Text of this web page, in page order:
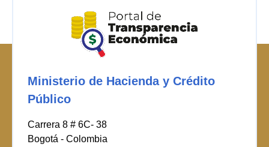
Ministerio de Hacienda y Crédito
Público
Carrera 8 # 6C- 38
Bogotá - Colombia